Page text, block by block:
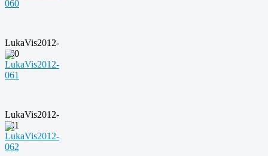
LukaVis2012-
060
LukaVis2012-
061